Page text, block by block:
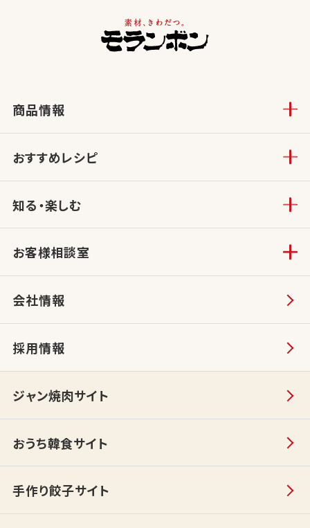
商品情報
おすすめレシピ
知る・楽しむ
お客様相談室
会社情報
採用情報
ジャン焼肉サイト
おうち韓食サイト
手作り餃子サイト